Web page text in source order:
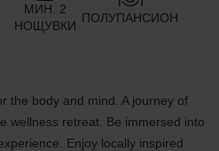
МИН. 2
НОЩУВКИ
ПОЛУПАНСИОН
the body and mind. A journey of
wellness retreat. Be immersed into
Enjoy locally inspired